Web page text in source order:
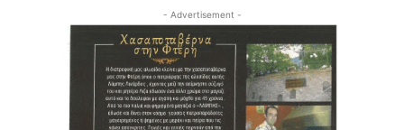
- Advertisement -